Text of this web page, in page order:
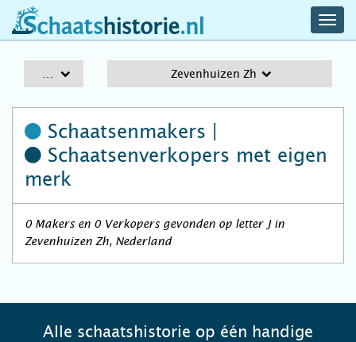
schaatshistorie.nl
Zevenhuizen Zh
Schaatsenmakers |
Schaatsenverkopers met eigen
merk
0 Makers en 0 Verkopers gevonden op letter J in
Zevenhuizen Zh, Nederland
Alle schaatshistorie op één handige